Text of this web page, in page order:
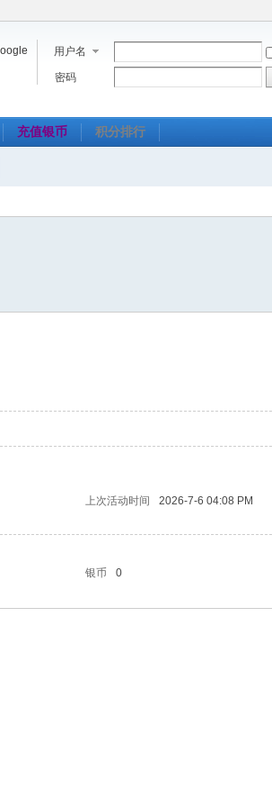
用户名
密码
充值银币 积分排行
上次活动时间
2026-7-6 04:08 PM
银币 0